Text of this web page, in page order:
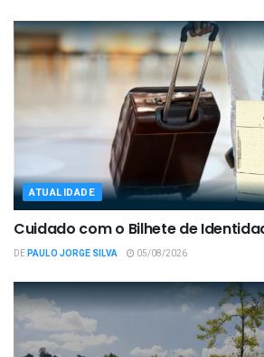
ATUALIDADE
Cuidado com o Bilhete de
DEPAULO JORGE SILVA 05/08/2026